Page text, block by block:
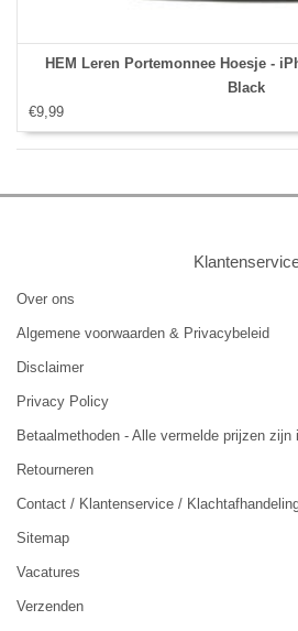
HEM Leren Portemonnee Hoesje -
Black
€9,99
Over ons
Algemene voorwaarden & Privacybeleid
Disclaimer
Privacy Policy
Betaalmethoden - Alle vermelde prijzen zijn
Retourneren
Contact / Klantenservice /
Sitemap
Vacatures
Verzenden